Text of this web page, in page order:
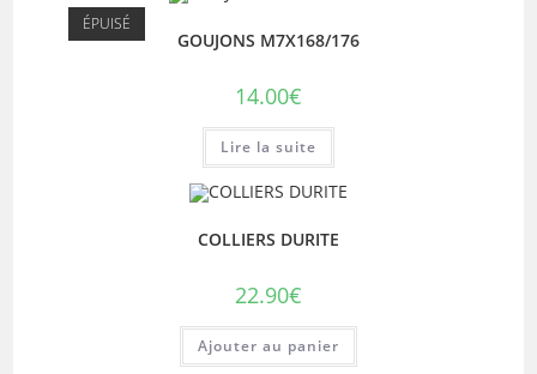
ÉPUISÉ
GOUJONS M7X168/176
14.00€
Lire la suite
COLLIERS DURITE
22.90€
Ajouter au panier